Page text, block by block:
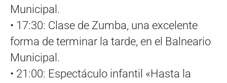
Municipal.
• 17:30: Clase de Zumba, una excelente
forma de terminar la tarde, en el Balneario
Municipal.
• 21:00: Espectáculo infantil «Hasta la